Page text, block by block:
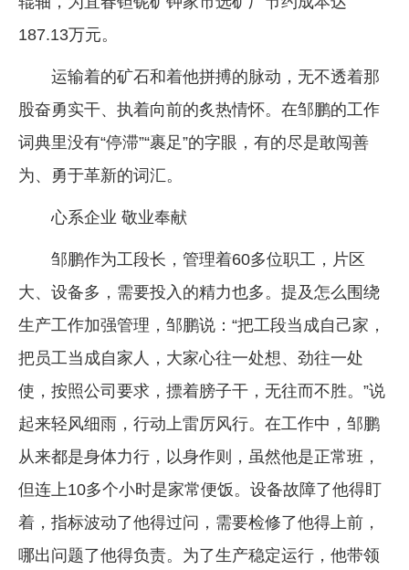
187.13万元。
运输着的矿石和着他拼搏的脉动，无不透着那
股奋勇实干、执着向前的炙热情怀。在邹鹏的工作
词典里没有“停滞”“裹足”的字眼，有的尽是敢闯善
为、勇于革新的词汇。
心系企业 敬业奉献
邹鹏作为工段长，管理着60多位职工，片区
大、设备多，需要投入的精力也多。提及怎么围绕
生产工作加强管理，邹鹏说：“把工段当成自己家，
把员工当成自家人，大家心往一处想、劲往一处
使，按照公司要求，摽着膀子干，无往而不胜。”说
起来轻风细雨，行动上雷厉风行。在工作中，邹鹏
从来都是身体力行，以身作则，虽然他是正常班，
但连上10多个小时是家常便饭。设备故障了他得盯
着，指标波动了他得过问，需要检修了他得上前，
哪出问题了他得负责。为了生产稳定运行，他带领